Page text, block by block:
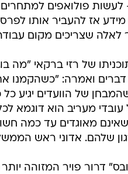
לעשות פולואפים
מידע אז להעביר אותו
לאלה שצריכים מקום
של רזי ברקאי "מה
ואמרה: "כשהקמנו
של הוועדים יגיע
מעריב הוא דוגמא
מאוגדים עד כמה
שלהם. אדוני ראש